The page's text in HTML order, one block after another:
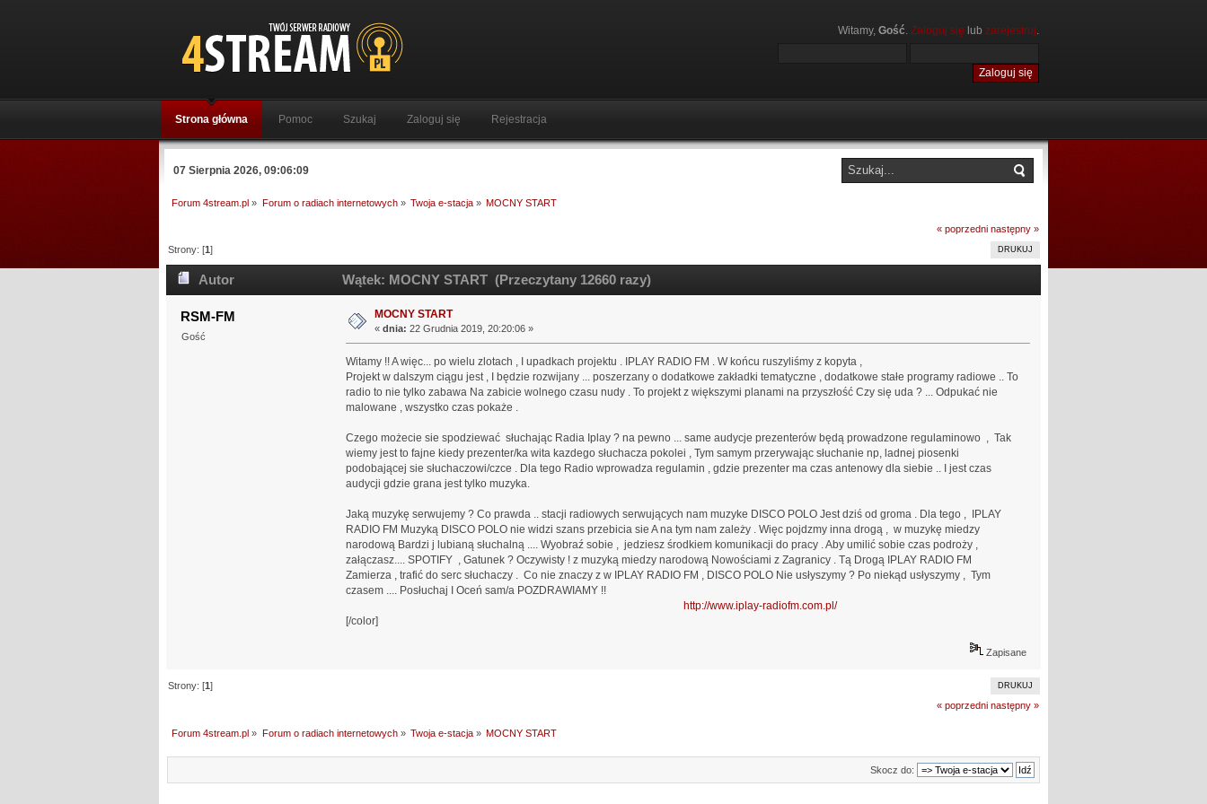
Witamy, Gość. Zaloguj się lub zarejestruj.
Strona główna Pomoc Szukaj Zaloguj się Rejestracja
07 Sierpnia 2026, 09:06:09
Forum 4stream.pl » Forum o radiach internetowych» Twoja e-stacja» MOCNY START
« poprzedni następny »
DRUKUJ
Strony: [1]
Autor Wątek: MOCNY START (Przeczytany 12660 razy)
RSM-FM
Gość
MOCNY START
« dnia: 22 Grudnia 2019, 20:20:06 »
Witamy !! A więc... po wielu zlotach , I upadkach projektu . IPLAY RADIO FM . W końcu ruszyliśmy z kopyta ,
Projekt w dalszym ciągu jest , I będzie rozwijany ... poszerzany o dodatkowe zakładki tematyczne , dodatkowe stałe programy radiowe .. To
radio to nie tylko zabawa Na zabicie wolnego czasu nudy . To projekt z większymi planami na przyszłość Czy się uda ? ... Odpukać nie
malowane , wszystko czas pokaże .
Czego możecie sie spodziewać słuchając Radia Iplay ? na pewno ... same audycje prezenterów będą prowadzone regulaminowo , Tak
wiemy jest to fajne kiedy prezenter/ka wita kazdego słuchacza pokolei , Tym samym przerywając słuchanie np, ladnej piosenki
podobającej sie słuchaczowi/czce . Dla tego Radio wprowadza regulamin , gdzie prezenter ma czas antenowy dla siebie .. I jest czas
audycji gdzie grana jest tylko muzyka.
Jaką muzykę serwujemy ? Co prawda .. stacji radiowych serwujących nam muzyke DISCO POLO Jest dziś od groma . Dla tego , IPLAY
RADIO FM Muzyką DISCO POLO nie widzi szans przebicia sie A na tym nam zależy . Więc pojdzmy inna drogą , w muzykę miedzy
narodową Bardzi j lubianą słuchalną .... Wyobraź sobie , jedziesz środkiem komunikacji do pracy . Aby umilić sobie czas podroży ,
załączasz.... SPOTIFY , Gatunek ? Oczywisty ! z muzyką miedzy narodową Nowościami z Zagranicy . Tą Drogą IPLAY RADIO FM
Zamierza , trafić do serc słuchaczy . Co nie znaczy z w IPLAY RADIO FM , DISCO POLO Nie usłyszymy ? Po niekąd usłyszymy , Tym
czasem .... Posłuchaj I Oceń sam/a POZDRAWIAMY !!
http://www.iplay-radiofm.com.pl/
[/color]
Zapisane
DRUKUJ
Strony: [1]
« poprzedni następny »
Forum 4stream.pl » Forum o radiach internetowych» Twoja e-stacja» MOCNY START
Skocz do: